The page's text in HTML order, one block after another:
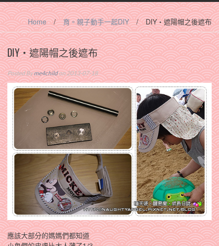
Home / 育。親子動手一起DIY / DIY‧遮陽帽之後遮布
DIY‧遮陽帽之後遮布
Posted Byme4childon 2013-07-18
應該大部分的媽媽們都知道